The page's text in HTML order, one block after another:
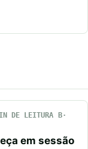
DE LEITURA
em sessão